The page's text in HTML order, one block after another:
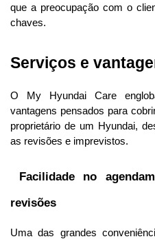
que a preocupação com o
chaves.
Serviços e
O My Hyundai Care
vantagens pensados para
proprietário de um Hyundai,
as revisões e imprevistos.
Facilidade no
revisões
Uma das grandes